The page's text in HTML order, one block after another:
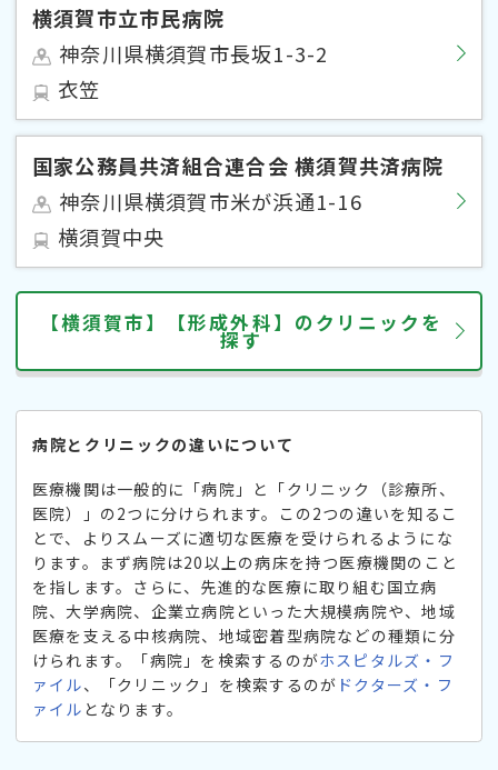
横須賀市立市民病院
神奈川県横須賀市長坂1-3-2
衣笠
国家公務員共済組合連合会 横須賀共済病院
神奈川県横須賀市米が浜通1-16
横須賀中央
【横須賀市】【形成外科】のクリニックを
探す
病院とクリニックの違いについて
医療機関は一般的に「病院」と「クリニック（診療所、
医院）」の2つに分けられます。この2つの違いを知るこ
とで、よりスムーズに適切な医療を受けられるようにな
ります。まず病院は20以上の病床を持つ医療機関のこと
を指します。さらに、先進的な医療に取り組む国立病
院、大学病院、企業立病院といった大規模病院や、地域
医療を支える中核病院、地域密着型病院などの種類に分
けられます。「病院」を検索するのがホスピタルズ・フ
ァイル、「クリニック」を検索するのが ドクターズ・フ
ァイル となります。